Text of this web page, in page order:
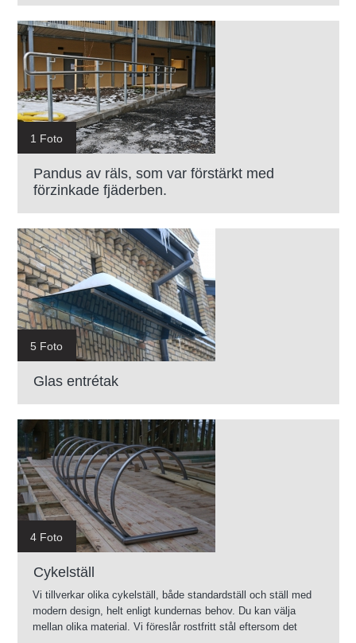
1 Foto
Pandus av räls, som var förstärkt med
förzinkade fjäderben.
5 Foto
Glas entrétak
4 Foto
Cykelställ
Vi tillverkar olika cykelställ, både standardställ och ställ med
modern design, helt enligt kundernas behov. Du kan välja
mellan olika material. Vi föreslår rostfritt stål eftersom det